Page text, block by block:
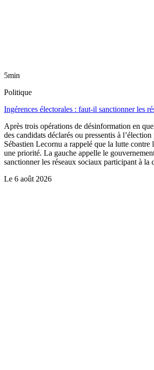
5min
Politique
Ingérences électorales : faut-il sanctionner les
Après trois opérations de désinformation en
des candidats déclarés ou pressentis à
Sébastien Lecornu a rappelé que la lutte contre
une priorité. La gauche appelle le
sanctionner les réseaux sociaux participant à la
Le 6 août 2026